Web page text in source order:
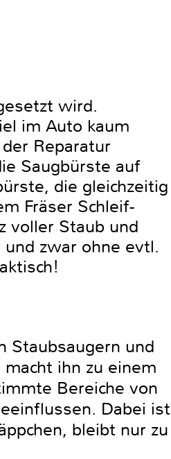
wird.
im Auto kaum
Reparatur
Saugbürste auf
die gleichzeitig
Fräser Schleif-
voller Staub und
zwar ohne evtl.
Staubsaugern und
ihn zu einem
Bereiche von
Dabei ist
bleibt nur zu